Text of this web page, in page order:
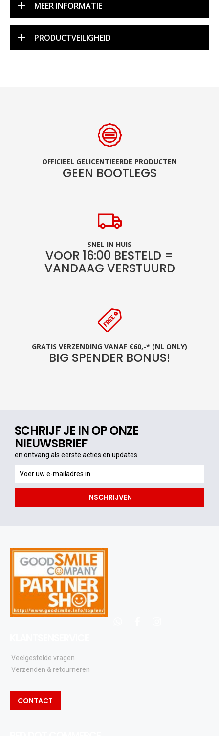
MEER INFORMATIE
PRODUCTVEILIGHEID
OFFICIEEL GELICENTIEERDE PRODUCTEN
GEEN BOOTLEGS
SNEL IN HUIS
VOOR 16:00 BESTELD =
VANDAAG VERSTUURD
GRATIS VERZENDING VANAF €60,-* (NL ONLY)
BIG SPENDER BONUS!
SCHRIJF JE IN OP ONZE
NIEUWSBRIEF
en ontvang als eerste acties en updates
ontvang
als
acties
INSCHRIJVEN
Veelgestelde vragen
Verzenden & retourneren
CONTACT